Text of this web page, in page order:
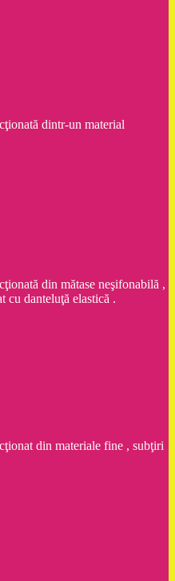
dintr-un material
din mătase neşifonabilă ,
cu danteluţă elastică .
din materiale fine , subţiri